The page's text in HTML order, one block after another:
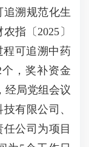
溯规范化生
指〔2025〕
程可追溯中药
，奖补资金
经局党组会议
有限公司、
公司为项目